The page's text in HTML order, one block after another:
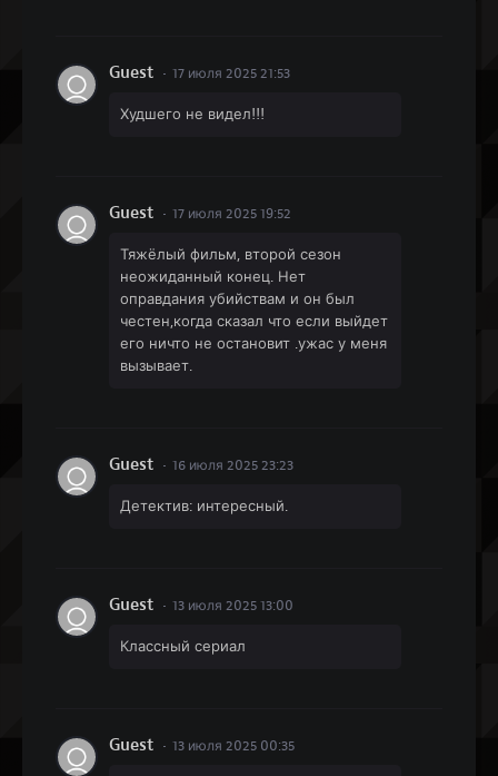
Guest 17 июля 2025 21:53
Худшего не видел!!!
Guest 17 июля 2025 19:52
Тяжёлый фильм, второй сезон
неожиданный конец. Нет
оправдания убийствам и он был
честен,когда сказал что если выйдет
его ничто не остановит .ужас у меня
вызывает.
Guest 16 июля 2025 23:23
Детектив: интересный.
Guest 13 июля 2025 13:00
Классный сериал
Guest 13 июля 2025 00:35